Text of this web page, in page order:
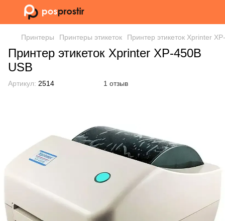
Принтеры Принтеры этикеток Принтер этикеток Xprinter
Принтер этикеток Xprinter XP-450B
USB
Артикул: 2514 1 отзыв